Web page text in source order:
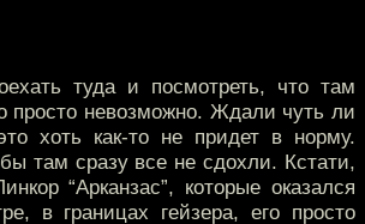
туда и посмотреть, что там
просто невозможно. Ждали чуть ли
хоть как-то не придет в норму.
там сразу все не сдохли. Кстати,
“Арканзас”, которые оказался
в границах гейзера, его просто